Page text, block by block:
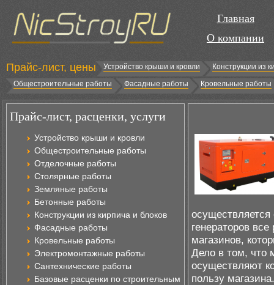
Главная
О компании
Прайс-лист, цены Устройство крыши и кровли
Конструкции из
Общестроительные работы
Фасадные работы Кровельные работы
Прайс-лист, расценки, услуги
Устройство крыши и кровли
Общестроительные работы
Отделочные работы
Столярные работы
Земляные работы
Бетонные работы
Конструкции из кирпича и блоков
Фасадные работы
Кровельные работы
Электромонтажные работы
Сантехнические работы
Базовые расценки по строительным
генераторов
магазинов,
Дело в том, что
осуществляют
пользу магазина.